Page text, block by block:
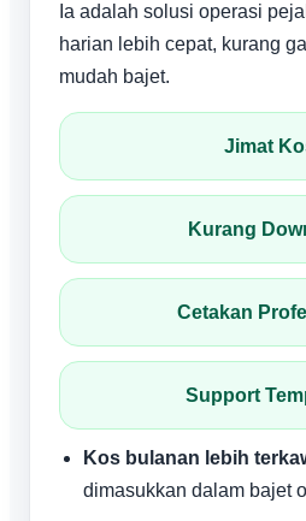
Ia adalah solusi operasi
harian lebih cepat, kurang
mudah bajet.
Jimat
Kurang
Cetakan
Support
Kos bulanan lebih
dimasukkan dalam bajet